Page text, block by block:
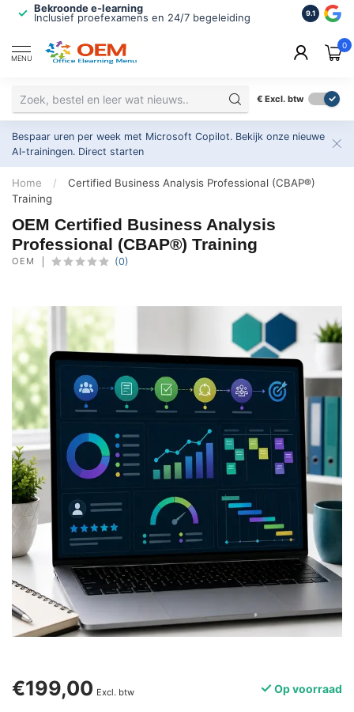
Bekroonde e-learning
Inclusief proefexamens en 24/7 begeleiding
ISO
2.500+
9.1
MENU
0
€ Excl. btw
Bespaar uren per week met Microsoft Copilot. Bekijk onze nieuwe
AI-trainingen. Direct starten
Home /
Certified Business Analysis Professional (CBAP®)
Training
OEM Certified Business Analysis
Professional (CBAP®) Training
OEM (0)
€199,00 Excl. btw Op voorraad